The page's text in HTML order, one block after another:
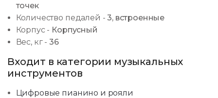
точек
Количество педалей -3, встроенные
Корпус - Корпусный
Вес, кг -36
Входит в категории музыкальных
инструментов
Цифровые пианино и рояли